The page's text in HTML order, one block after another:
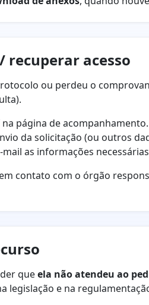
recuperar acesso
ou perdeu o
na página de acompanhamento.
da solicitação (ou outros
as informações
contato com o órgão
queela não atendeu ao
legislação e na